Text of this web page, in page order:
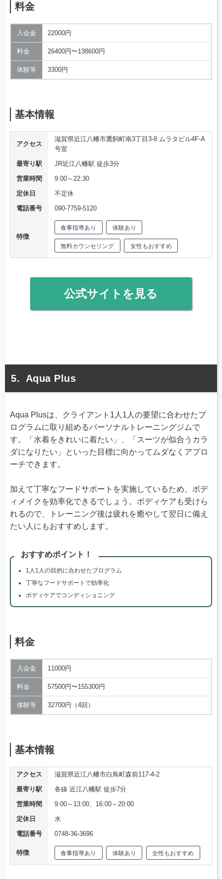
料金
入会金 22000円
料金 26400円〜138600円
体験等 3300円
基本情報
アクセス
滋賀県近江八幡市鷹飼町南3丁目3-8 ムラタビル4F-A
号室
最寄り駅
JR近江八幡駅 徒歩3分
営業時間
9:00～22:30
定休日
不定休
電話番号
090-7759-5120
特徴
食事指導あり 体験あり
無料カウンセリング 女性もおすすめ
公式サイトを見る
Aqua Plus
Aqua Plusは、クライアント1人1人の要望に合わせたプ
ログラムに取り組めるパーソナルトレーニングジムで
す。「水着をきれいに着たい」、「スーツが似合うカラ
ダになりたい」といった目標に向かってムダなくアプロ
ーチできます。
加えて丁寧なフードサポートを実施しているため、ボデ
ィメイクを効率化できるでしょう。ボディケアも受けら
れるので、トレーニング後は疲れを癒やして翌日に備え
たい人にもおすすめします。
おすすめポイント！
1人1人の目的に合わせたプログラム
丁寧なフードサポートで効率化
ボディケアでコンディショニング
料金
入会金 11000円
料金 57500円〜155300円
体験等 32700円（4回）
基本情報
アクセス
滋賀県近江八幡市白鳥町森前117-4-2
最寄り駅
各線 近江八幡駅 徒歩7分
営業時間
9:00～13:00、16:00～20:00
定休日
水
電話番号
0748-36-3696
特徴 食事指導あり 体験あり 女性もおすすめ